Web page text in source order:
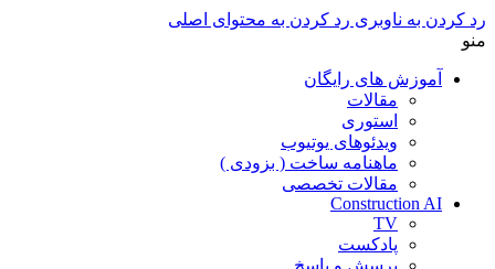
رد کردن به ناوبری رد کردن به محتوای اصلی
منو
آموزش های رایگان
مقالات
استوری
ویدئوهای یوتیوب
ماهنامه ساخت ( بزودی )
مقالات تخصصی
Construction AI
TV
پادکست
پرسش و پاسخ